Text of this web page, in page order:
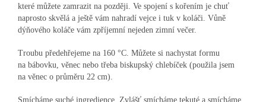
které můžete zamrazit na později. Ve spojení s kořením je chuť
naprosto skvělá a ještě vám nahradí vejce i tuk v koláči. Vůně
dýňového koláče vám zpříjemní nejeden zimní večer.
Troubu předehřejeme na 160 °C. Můžete si nachystat formu
na bábovku, věnec nebo třeba biskupský chlebíček (použila jsem
na věnec o průměru 22 cm).
Smícháme suché ingredience. Zvlášť smícháme tekuté a smícháme